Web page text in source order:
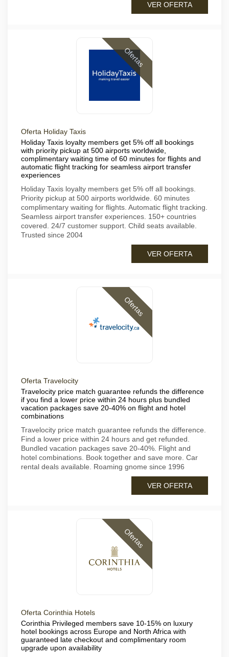
VER OFERTA
Ofertas
Oferta Holiday Taxis
Holiday Taxis loyalty members get 5% off all bookings
with priority pickup at 500 airports worldwide,
complimentary waiting time of 60 minutes for flights and
automatic flight tracking for seamless airport transfer
experiences
Holiday Taxis loyalty members get 5% off all bookings.
Priority pickup at 500 airports worldwide. 60 minutes
complimentary waiting for flights. Automatic flight tracking.
Seamless airport transfer experiences. 150+ countries
covered. 24/7 customer support. Child seats available.
Trusted since 2004
VER OFERTA
Ofertas
Oferta Travelocity
Travelocity price match guarantee refunds the difference
if you find a lower price within 24 hours plus bundled
vacation packages save 20-40% on flight and hotel
combinations
Travelocity price match guarantee refunds the difference.
Find a lower price within 24 hours and get refunded.
Bundled vacation packages save 20-40%. Flight and
hotel combinations. Book together and save more. Car
rental deals available. Roaming gnome since 1996
VER OFERTA
Ofertas
Oferta Corinthia Hotels
Corinthia Privileged members save 10-15% on luxury
hotel bookings across Europe and North Africa with
guaranteed late checkout and complimentary room
upgrade upon availability